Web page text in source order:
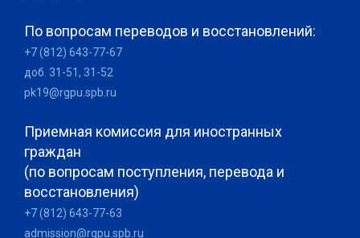
По вопросам переводов и восстановлений:
+7 (812) 643-77-67
доб. 31-51, 31-52
pk19@rgpu.spb.ru
Приемная комиссия для иностранных
граждан
(по вопросам поступления, перевода и
восстановления)
+7 (812) 643-77-63
admission@rgpu.spb.ru